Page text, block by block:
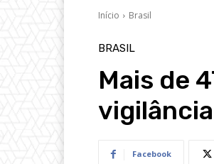
Início Brasil
BRASIL
Mais de
Facebook